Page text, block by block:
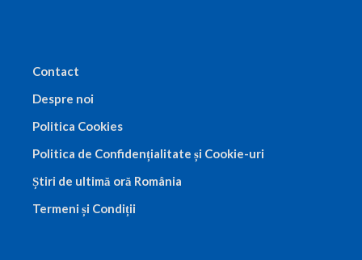
Contact
Despre noi
Politica Cookies
Politica de Confidențialitate și Cookie-uri
Știri de ultimă oră România
Termeni și Condiții